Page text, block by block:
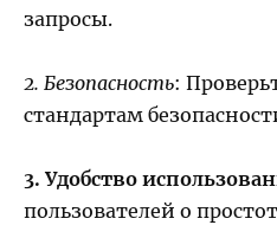
запросы.
2. Безопасность:
стандартам
3. Удобство
пользователей о